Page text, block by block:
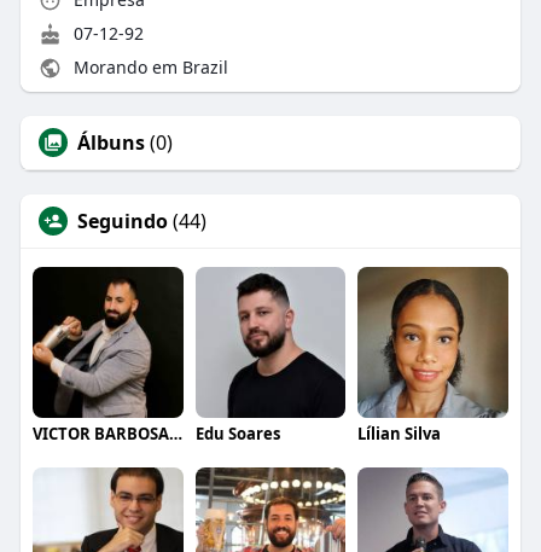
07-12-92
Morando em Brazil
Álbuns(0)
Seguindo(44)
VICTOR BARBOSA QUARANTA Edu Soares Lílian Silva